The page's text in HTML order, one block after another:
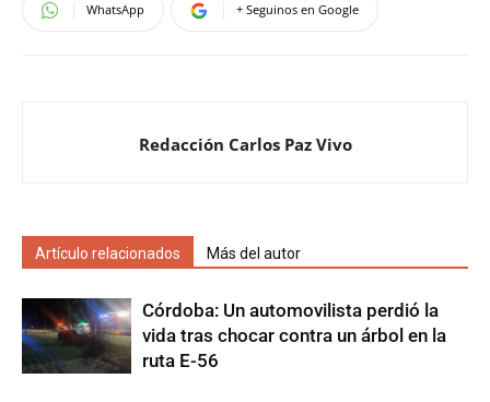
WhatsApp + Seguinos en Google
Redacción Carlos Paz Vivo
Artículo relacionados Más del autor
Córdoba: Un automovilista perdió la
vida tras chocar contra un árbol en la
ruta E-56